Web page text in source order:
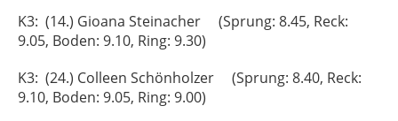
K3: (14.) Gioana Steinacher (Sprung: 8.45, Reck:
9.05, Boden: 9.10, Ring: 9.30)
K3: (24.) Colleen Schönholzer (Sprung: 8.40, Reck:
9.10, Boden: 9.05, Ring: 9.00)